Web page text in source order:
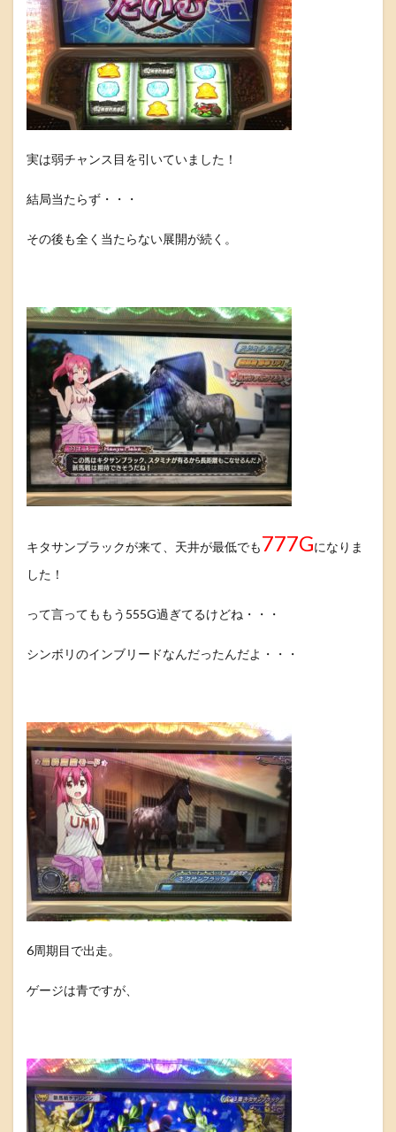
実は弱チャンス目を引いていました！
結局当たらず・・・
その後も全く当たらない展開が続く。
キタサンブラックが来て、天井が最低でも777Gになりま
した！
って言ってももう555G過ぎてるけどね・・・
シンボリのインブリードなんだったんだよ・・・
6周期目で出走。
ゲージは青ですが、